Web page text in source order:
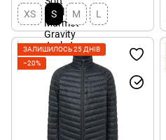
XS S M L
ЗАЛИШИЛОСЬ 25 ДНІВ
−20%